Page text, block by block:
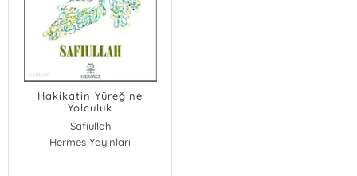
Hakikatin Yüreğine
Yolculuk
Safiullah
Hermes Yayınları